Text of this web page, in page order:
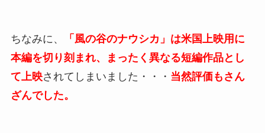
ちなみに、
「風の谷のナウシカ」は米国上映用に
本編を切り刻まれ、まったく異なる短編作品とし
て上映されてしまいました・・・ 当然評価もさん
ざんでした。